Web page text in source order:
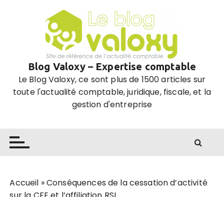
Blog Valoxy – Expertise comptable
Le Blog Valoxy, ce sont plus de 1500 articles sur
toute l'actualité comptable, juridique, fiscale, et la
gestion d'entreprise
Accueil »Conséquences de la cessation d’activité